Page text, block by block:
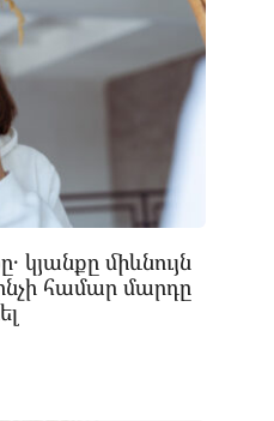
կյանքը միևնույն
համար մարդը